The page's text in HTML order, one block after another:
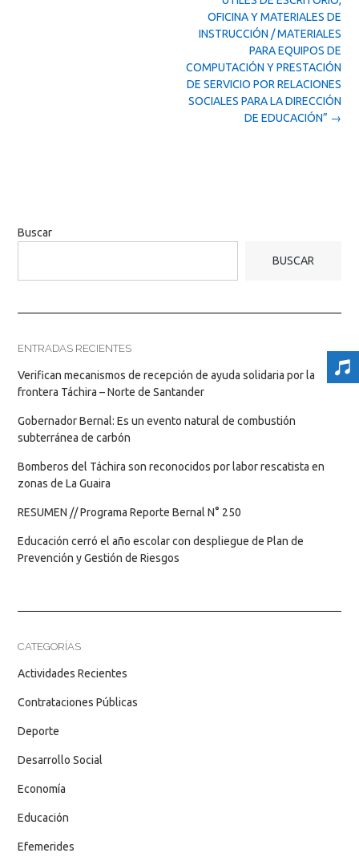
OFICINA Y MATERIALES DE
INSTRUCCIÓN / MATERIALES
PARA EQUIPOS DE
COMPUTACIÓN Y PRESTACIÓN
DE SERVICIO POR RELACIONES
SOCIALES PARA LA DIRECCIÓN
DE EDUCACIÓN” →
Buscar
BUSCAR
ENTRADAS RECIENTES
Verifican mecanismos de recepción de ayuda solidaria por la
frontera Táchira – Norte de Santander
Gobernador Bernal: Es un evento natural de combustión
subterránea de carbón
Bomberos del Táchira son reconocidos por labor rescatista en
zonas de La Guaira
RESUMEN // Programa Reporte Bernal N° 250
Educación cerró el año escolar con despliegue de Plan de
Prevención y Gestión de Riesgos
CATEGORÍAS
Actividades Recientes
Contrataciones Públicas
Deporte
Desarrollo Social
Economía
Educación
Efemerides